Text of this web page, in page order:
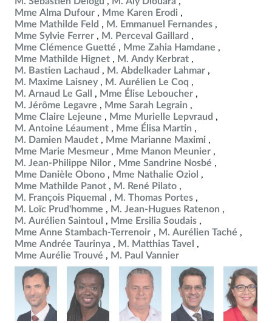
Mme Alma Dufour
Mme Karen Erodi
Mme Mathilde Feld
M. Emmanuel Fernandes
Mme Sylvie Ferrer
M. Perceval Gaillard
Mme Clémence Guetté
Mme Zahia Hamdane
Mme Mathilde Hignet
M. Andy Kerbrat
M. Bastien Lachaud
M. Abdelkader Lahmar
M. Maxime Laisney
M. Aurélien Le Coq
M. Arnaud Le Gall
Mme Élise Leboucher
M. Jérôme Legavre
Mme Sarah Legrain
Mme Claire Lejeune
Mme Murielle Lepvraud
M. Antoine Léaument
Mme Élisa Martin
M. Damien Maudet
Mme Marianne Maximi
Mme Marie Mesmeur
Mme Manon Meunier
M. Jean-Philippe Nilor
Mme Sandrine Nosbé
Mme Danièle Obono
Mme Nathalie Oziol
Mme Mathilde Panot
M. René Pilato
M. François Piquemal
M. Thomas Portes
M. Loïc Prud'homme
M. Jean-Hugues Ratenon
M. Aurélien Saintoul
Mme Ersilia Soudais
Mme Anne Stambach-Terrenoir
M. Aurélien Taché
Mme Andrée Taurinya
M. Matthias Tavel
Mme Aurélie Trouvé
M. Paul Vannier